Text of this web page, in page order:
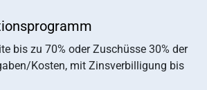
bis zu 70% oder Zuschüsse 30% der
Kosten, mit Zinsverbilligung bis